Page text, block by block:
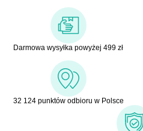
Darmowa wysyłka powyżej 499 zł
32 124 punktów odbioru w Polsce